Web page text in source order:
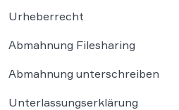
Urheberrecht
Abmahnung Filesharing
Abmahnung unterschreiben
Unterlassungserklärung